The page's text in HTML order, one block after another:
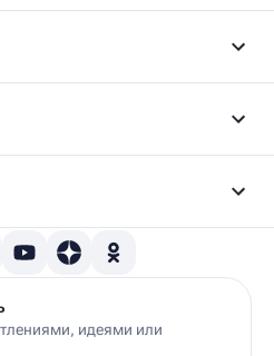
идеями или